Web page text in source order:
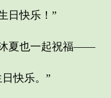
日快乐！”
夏也一起祝福——
快乐。”